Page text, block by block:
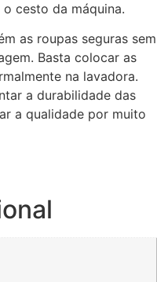
cesto da máquina.
as roupas seguras sem
Basta colocar as
na lavadora.
a durabilidade das
a qualidade por muito